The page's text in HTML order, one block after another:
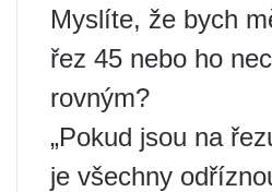
Myslíte, že bych
řez 45 nebo ho
rovným?
„Pokud jsou na
je všechny